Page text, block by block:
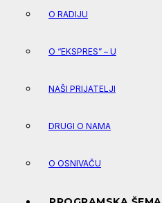
O RADIJU
O “EKSPRES” – U
NAŠI PRIJATELJI
DRUGI O NAMA
O OSNIVAČU